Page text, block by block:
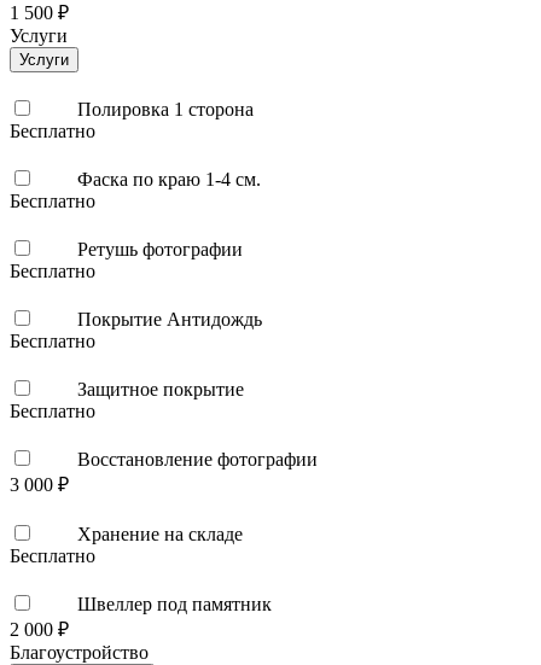
1 500 ₽
Услуги
Услуги
Полировка 1 сторона
Бесплатно
Фаска по краю 1-4 см.
Бесплатно
Ретушь фотографии
Бесплатно
Покрытие Антидождь
Бесплатно
Защитное покрытие
Бесплатно
Восстановление фотографии
3 000 ₽
Хранение на складе
Бесплатно
Швеллер под памятник
2 000 ₽
Благоустройство